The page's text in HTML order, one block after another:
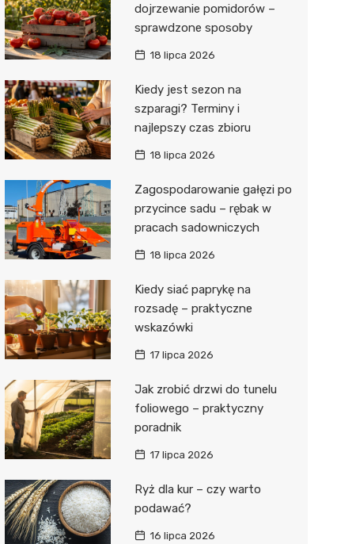
dojrzewanie pomidorów –
sprawdzone sposoby
18 lipca 2026
Kiedy jest sezon na
szparagi? Terminy i
najlepszy czas zbioru
18 lipca 2026
Zagospodarowanie gałęzi po
przycince sadu – rębak w
pracach sadowniczych
18 lipca 2026
Kiedy siać paprykę na
rozsadę – praktyczne
wskazówki
17 lipca 2026
Jak zrobić drzwi do tunelu
foliowego – praktyczny
poradnik
17 lipca 2026
Ryż dla kur – czy warto
podawać?
16 lipca 2026